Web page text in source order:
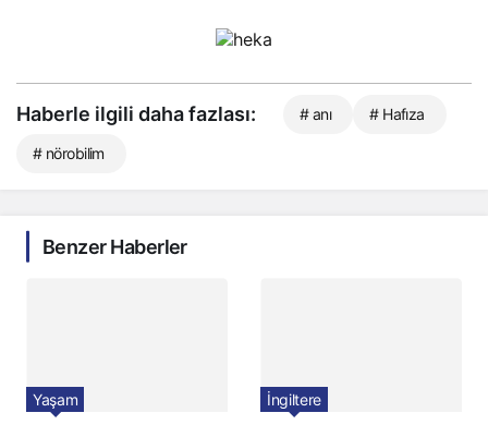
Haberle ilgili daha fazlası: # anı # Hafıza
# nörobilim
Benzer Haberler
Yaşam İngiltere